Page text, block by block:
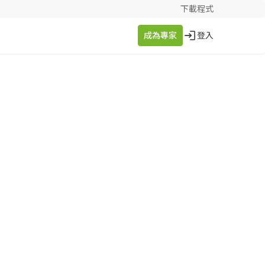
下載程式
成為專家 登入